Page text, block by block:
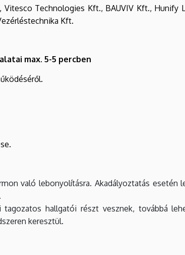
Technologies Kft., BAUVIV Kft., Hunify
Kft.
max. 5-5 percben
való lebonyolításra. Akadályoztatás esetén
hallgatói részt vesznek, továbbá
keresztül.